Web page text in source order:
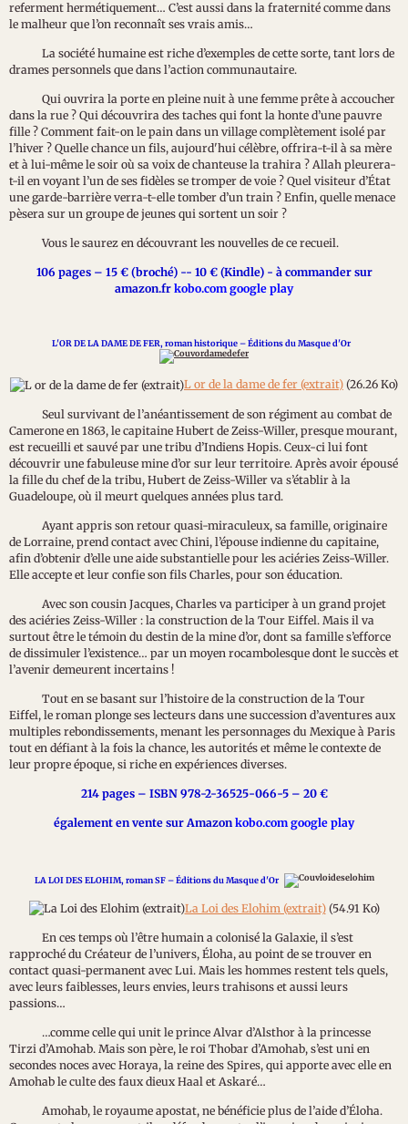
referment hermétiquement… C’est aussi dans la fraternité comme dans
le malheur que l’on reconnaît ses vrais amis…
La société humaine est riche d’exemples de cette sorte, tant lors de
drames personnels que dans l’action communautaire.
Qui ouvrira la porte en pleine nuit à une femme prête à accoucher
dans la rue ? Qui découvrira des taches qui font la honte d’une pauvre
fille ? Comment fait-on le pain dans un village complètement isolé par
l’hiver ? Quelle chance un fils, aujourd'hui célèbre, offrira-t-il à sa mère
et à lui-même le soir où sa voix de chanteuse la trahira ? Allah pleurera-
t-il en voyant l’un de ses fidèles se tromper de voie ? Quel visiteur d’État
une garde-barrière verra-t-elle tomber d’un train ? Enfin, quelle menace
pèsera sur un groupe de jeunes qui sortent un soir ?
Vous le saurez en découvrant les nouvelles de ce recueil.
106 pages – 15 € (broché) -- 10 € (Kindle) - à commander sur
amazon.fr kobo.com google play
L'OR DE LA DAME DE FER, roman historique – Éditions du Masque d'Or
L or de la dame de fer (extrait) (26.26 Ko)
Seul survivant de l’anéantissement de son régiment au combat de
Camerone en 1863, le capitaine Hubert de Zeiss-Willer, presque mourant,
est recueilli et sauvé par une tribu d’Indiens Hopis. Ceux-ci lui font
découvrir une fabuleuse mine d’or sur leur territoire. Après avoir épousé
la fille du chef de la tribu, Hubert de Zeiss-Willer va s’établir à la
Guadeloupe, où il meurt quelques années plus tard.
Ayant appris son retour quasi-miraculeux, sa famille, originaire
de Lorraine, prend contact avec Chini, l’épouse indienne du capitaine,
afin d’obtenir d’elle une aide substantielle pour les aciéries Zeiss-Willer.
Elle accepte et leur confie son fils Charles, pour son éducation.
Avec son cousin Jacques, Charles va participer à un grand projet
des aciéries Zeiss-Willer : la construction de la Tour Eiffel. Mais il va
surtout être le témoin du destin de la mine d’or, dont sa famille s’efforce
de dissimuler l’existence… par un moyen rocambolesque dont le succès et
l’avenir demeurent incertains !
Tout en se basant sur l’histoire de la construction de la Tour
Eiffel, le roman plonge ses lecteurs dans une succession d’aventures aux
multiples rebondissements, menant les personnages du Mexique à Paris
tout en défiant à la fois la chance, les autorités et même le contexte de
leur propre époque, si riche en expériences diverses.
214 pages – ISBN 978-2-36525-066-5 – 20 €
également en vente sur Amazon kobo.com google play
LA LOI DES ELOHIM, roman SF – Éditions du Masque d'Or
La Loi des Elohim (extrait)(54.91 Ko)
En ces temps où l’être humain a colonisé la Galaxie, il s’est
rapproché du Créateur de l’univers, Éloha, au point de se trouver en
contact quasi-permanent avec Lui. Mais les hommes restent tels quels,
avec leurs faiblesses, leurs envies, leurs trahisons et aussi leurs
passions…
…comme celle qui unit le prince Alvar d’Alsthor à la princesse
Tirzi d’Amohab. Mais son père, le roi Thobar d’Amohab, s’est uni en
secondes noces avec Horaya, la reine des Spires, qui apporte avec elle en
Amohab le culte des faux dieux Haal et Askaré…
Amohab, le royaume apostat, ne bénéficie plus de l’aide d’Éloha.